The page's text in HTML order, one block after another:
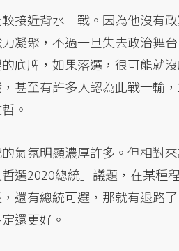
接近背水一戰。因為他沒有
力凝聚，不過一旦失去政治舞
底牌，如果落選，很可能就
甚至有許多人認為此戰一輸
。
氣氛明顯濃厚許多。但相對
選2020總統」議題，在某種
還有總統可選，那就有退路
還更好。